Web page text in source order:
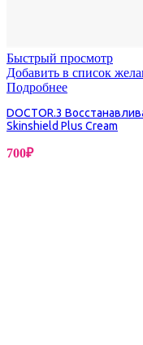
Быстрый просмотр
Добавить в список
Подробнее
DOCTOR.3
Skinshield Plus Cream
700₽